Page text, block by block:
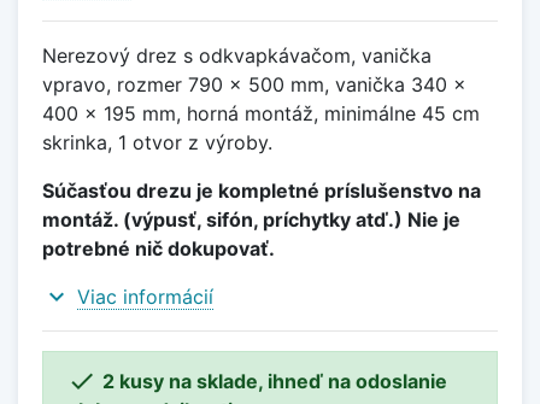
Nerezový drez s odkvapkávačom, vanička
vpravo, rozmer 790 x 500 mm, vanička 340 x
400 x 195 mm, horná montáž, minimálne 45 cm
skrinka, 1 otvor z výroby.
Súčasťou drezu je kompletné príslušenstvo na
montáž. (výpusť, sifón, príchytky atď.) Nie je
potrebné nič dokupovať.
expand_more Viac informácií
 2 kusy na sklade, ihneď na odoslanie